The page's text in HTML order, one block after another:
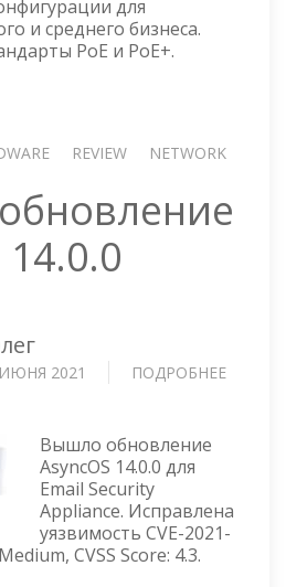
—
ОБЗОР
для
и среднего бизнеса.
PoE и PoE+.
REVIEW NETWORK
14.0.0
2021 ПОДРОБНЕЕ
Вышло обновление
AsyncOS 14.0.0 для
Email Security
Appliance. Исправлена
уязвимость CVE-2021-
CVSS Score: 4.3.